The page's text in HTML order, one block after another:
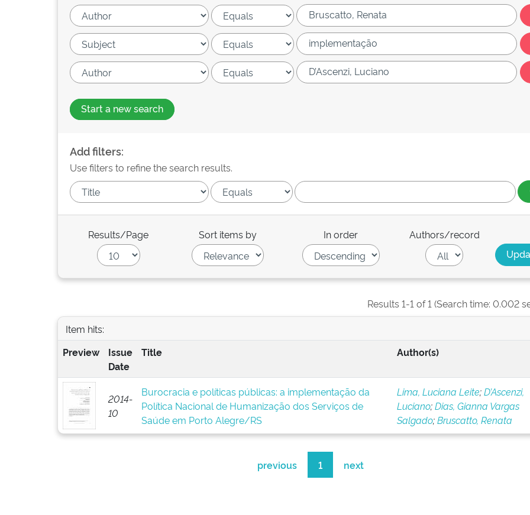
Start a new search
Add filters:
Use filters to refine the search results.
Results/Page Sort items by In order Authors/record
Results 1-1 of 1 (Search time: 0.002
Item hits:
Preview
Issue
Date
Title Author(s)
2014-
10
Burocracia e políticas públicas: a implementação da
Política Nacional de Humanização dos Serviços de
Saúde em Porto Alegre/RS
Lima, Luciana Leite;D’Ascenzi,
Luciano;Dias, Gianna Vargas
Salgado;Bruscatto, Renata
previous 1 next